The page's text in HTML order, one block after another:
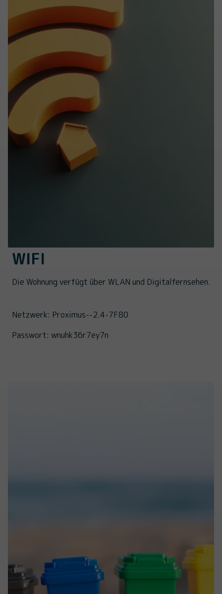
WIFI
Die Wohnung verfügt über WLAN und Digitalfernsehen.
Netzwerk: Proximus--2.4-7F80
Passwort: wnuhk36r7ey7n